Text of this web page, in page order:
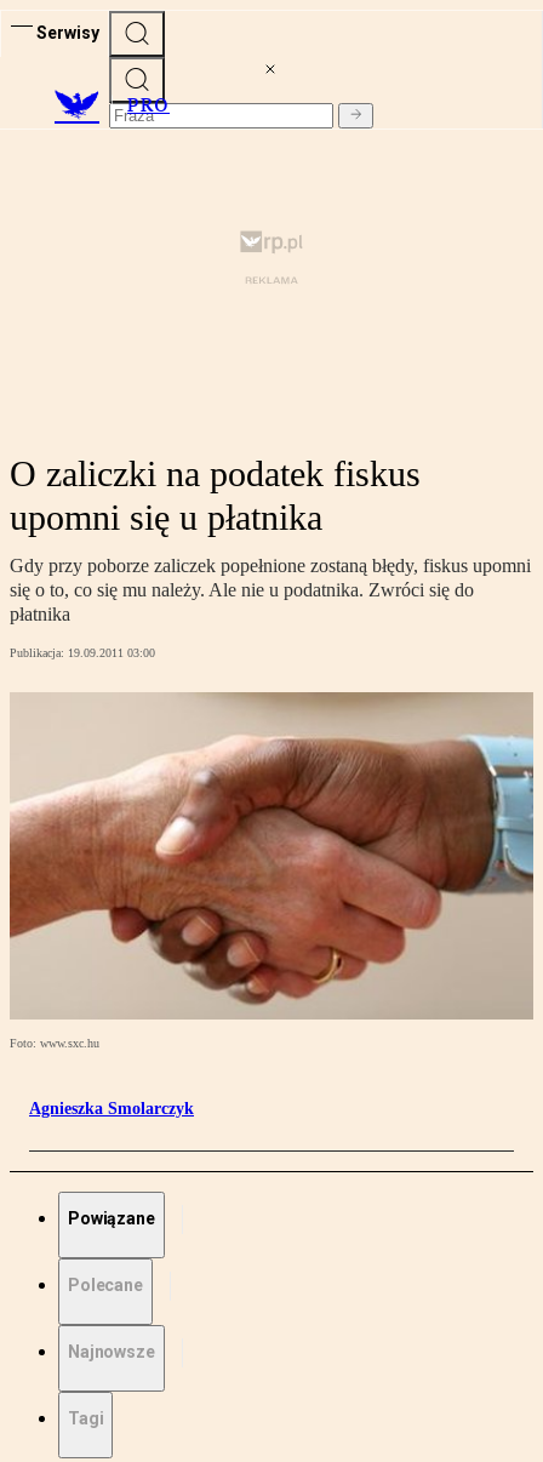
Serwisy
PRO
O zaliczki na podatek fiskus
upomni się u płatnika
Gdy przy poborze zaliczek popełnione zostaną błędy, fiskus upomni
się o to, co się mu należy. Ale nie u podatnika. Zwróci się do
płatnika
Publikacja: 19.09.2011 03:00
Foto: www.sxc.hu
Agnieszka Smolarczyk
Powiązane
Polecane
Najnowsze
Tagi